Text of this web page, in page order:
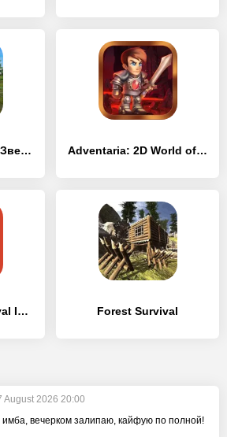
Симулятор Волка: Звери Волки Adventaria: 2D World of Craft & Mining
Just Survive: Survival Island Forest Survival
August 2026 20:00
имба, вечерком залипаю, кайфую по полной!